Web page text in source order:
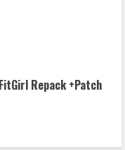
Repack +Patch